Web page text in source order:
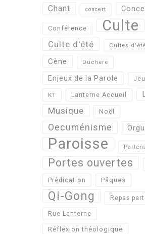
Chant concert
Conférence Culte
Culte d'été Cultes d'été
Cène Duchère
Enjeux de la Parole
KT Lanterne Accueil
Musique Noël
Oecuménisme
Paroisse
Portes ouvertes
Prédication Pâques
Qi-Gong Repas
Rue Lanterne
Réflexion théologique